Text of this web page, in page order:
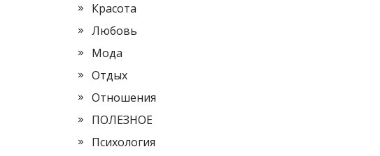
Красота
Любовь
Мода
Отдых
Отношения
ПОЛЕЗНОЕ
Психология